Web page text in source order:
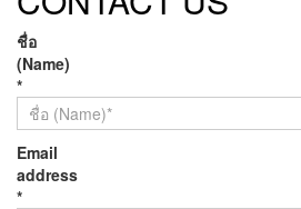
ชื่อ
(Name)
*
Email
address
*